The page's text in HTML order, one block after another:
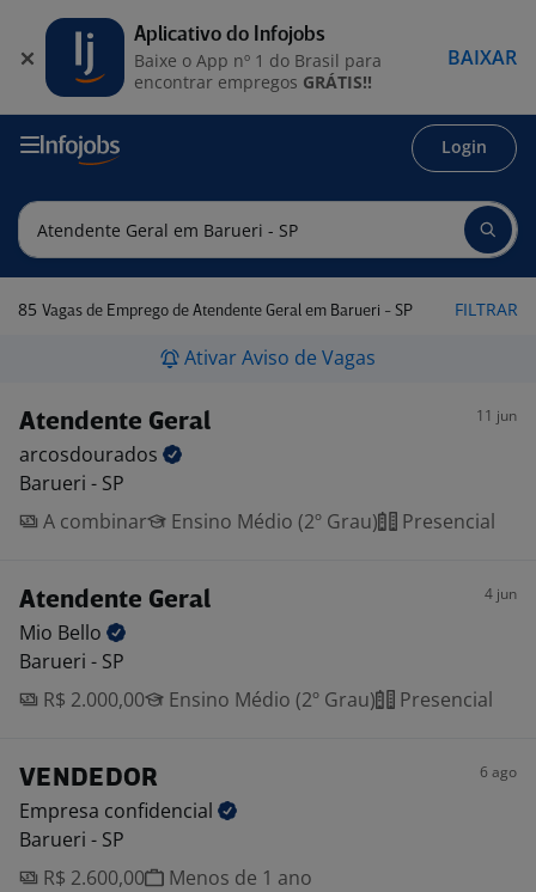
Login
85 Vagas de Emprego de Atendente Geral em Barueri - SP FILTRAR
Ativar Aviso de Vagas
Atendente Geral 11 jun
arcosdourados
Barueri - SP
A combinar
Ensino Médio (2º Grau) Presencial
Atendente Geral 4 jun
Mio Bello
Barueri - SP
R$ 2.000,00
Ensino Médio (2º Grau) Presencial
VENDEDOR 6 ago
Empresa confidencial
Barueri - SP
R$ 2.600,00
Menos de 1 ano
Aplicativo do Infojobs
Baixe o App nº 1 do Brasil para
encontrar empregos GRÁTIS!!
BAIXAR